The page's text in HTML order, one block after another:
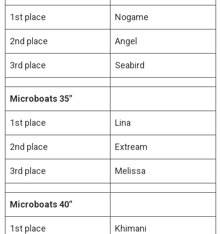
1st place Nogame
2nd place Angel
3rd place Seabird
Microboats 35″
1st place Lina
2nd place Extream
3rd place Melissa
Microboats 40″
1st place Khimani